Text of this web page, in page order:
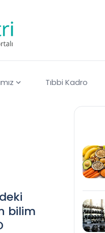
Tıbbi Kadro
bilim